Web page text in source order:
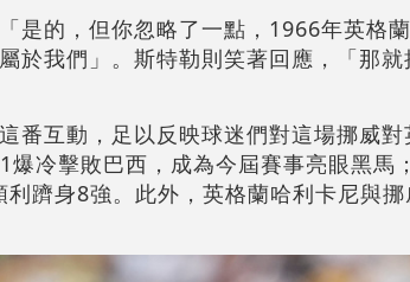
是的，但你忽略了一點，1966年英格
於我們」。斯特勒則笑著回應，「那
番互動，足以反映球迷們對這場挪威
冷擊敗巴西，成為今屆賽事亮眼黑馬
躋身8強。此外，英格蘭哈利卡尼與